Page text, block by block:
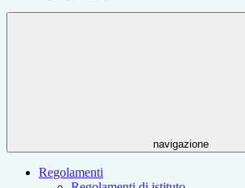
navigazione
Regolamenti